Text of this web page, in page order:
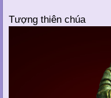
Tượng thiên chúa